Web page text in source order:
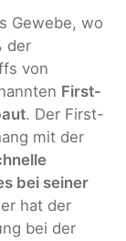
Gewebe, wo
der
von
First-
. Der First-
mit der
bei seiner
hat der
bei der